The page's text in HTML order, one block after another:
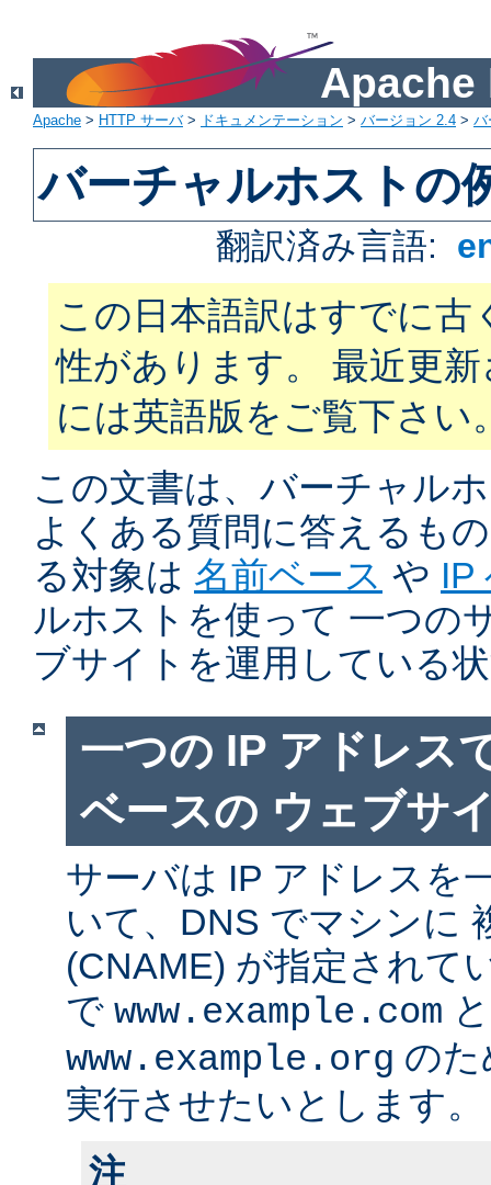
Apache
Apache > HTTP サーバ> ドキュメンテーション > バージョン 2.4 > バ
バーチャルホストの
翻訳済み言語:
この日本語訳はすでに古
性があります。 最近更
には英語版をご覧下さい
この文書は、バーチャル
よくある質問に答えるも
る対象は 名前ベース や IP
ルホストを使って 一つの
ブサイトを運用している
一つの IP アドレス
ベースの ウェブサ
サーバは IP アドレスを
いて、DNS でマシンに
(CNAME) が指定されて
で www.example.com と
www.example.org のた
実行させたいとします。
注